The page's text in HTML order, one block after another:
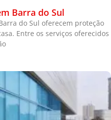
Barra do Sul
do Sul oferecem proteção
Entre os serviços oferecidos